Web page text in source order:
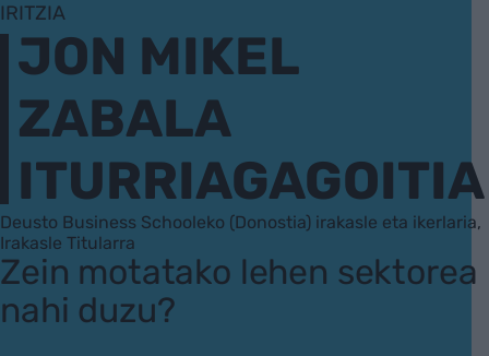
IRITZIA
JON MIKEL
ZABALA
ITURRIAGAGOITIA
Deusto Business Schooleko (Donostia) irakasle eta ikerlaria,
Irakasle Titularra
Zein motatako lehen sektorea
nahi duzu?